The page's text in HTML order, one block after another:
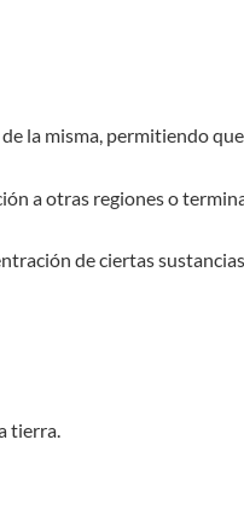
la misma, permitiendo
a otras regiones o
de ciertas
tierra.